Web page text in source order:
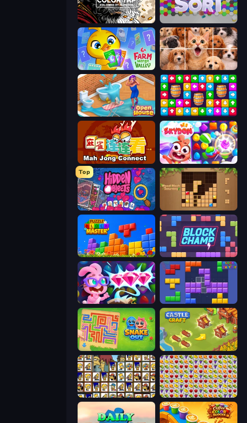
Color Tap: Coloring by Numbers
Farm Merge Valley Jigpic Solitaire
Open House Tap Away Story
Mahjong Connect (Legacy) Skydom
Top
Hidden Objects Wood Block Journey
Puzzle Block Master Block Champ
Skydom: Reforged Blocks and that’s it
Snake Out: Maze Escape Castle Craft
Tiles of the Simpsons Same Game Fruit Collapse